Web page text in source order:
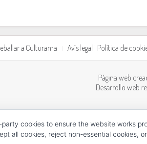
a Culturama Avís legal i Política de
Página web
Desarrollo web
cookies to ensure the website works
all cookies, reject non-essential cookies,